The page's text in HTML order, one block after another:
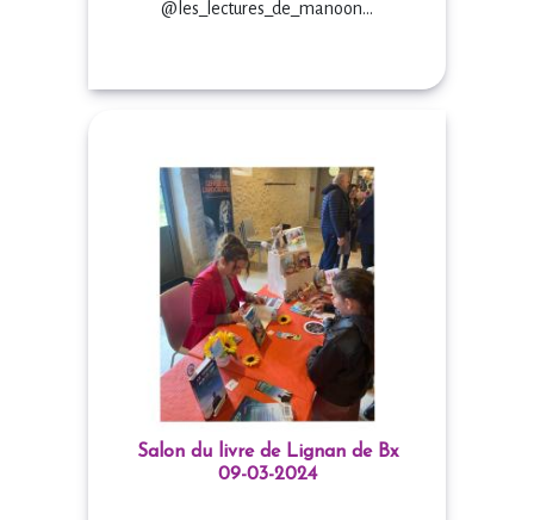
@les_lectures_de_manoon...
Salon du livre de Lignan de Bx
09-03-2024